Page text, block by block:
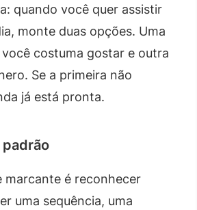
quando você quer assistir
monte duas opções. Uma
costuma gostar e outra
Se a primeira não
já está pronta.
marcante é reconhecer
uma sequência, uma